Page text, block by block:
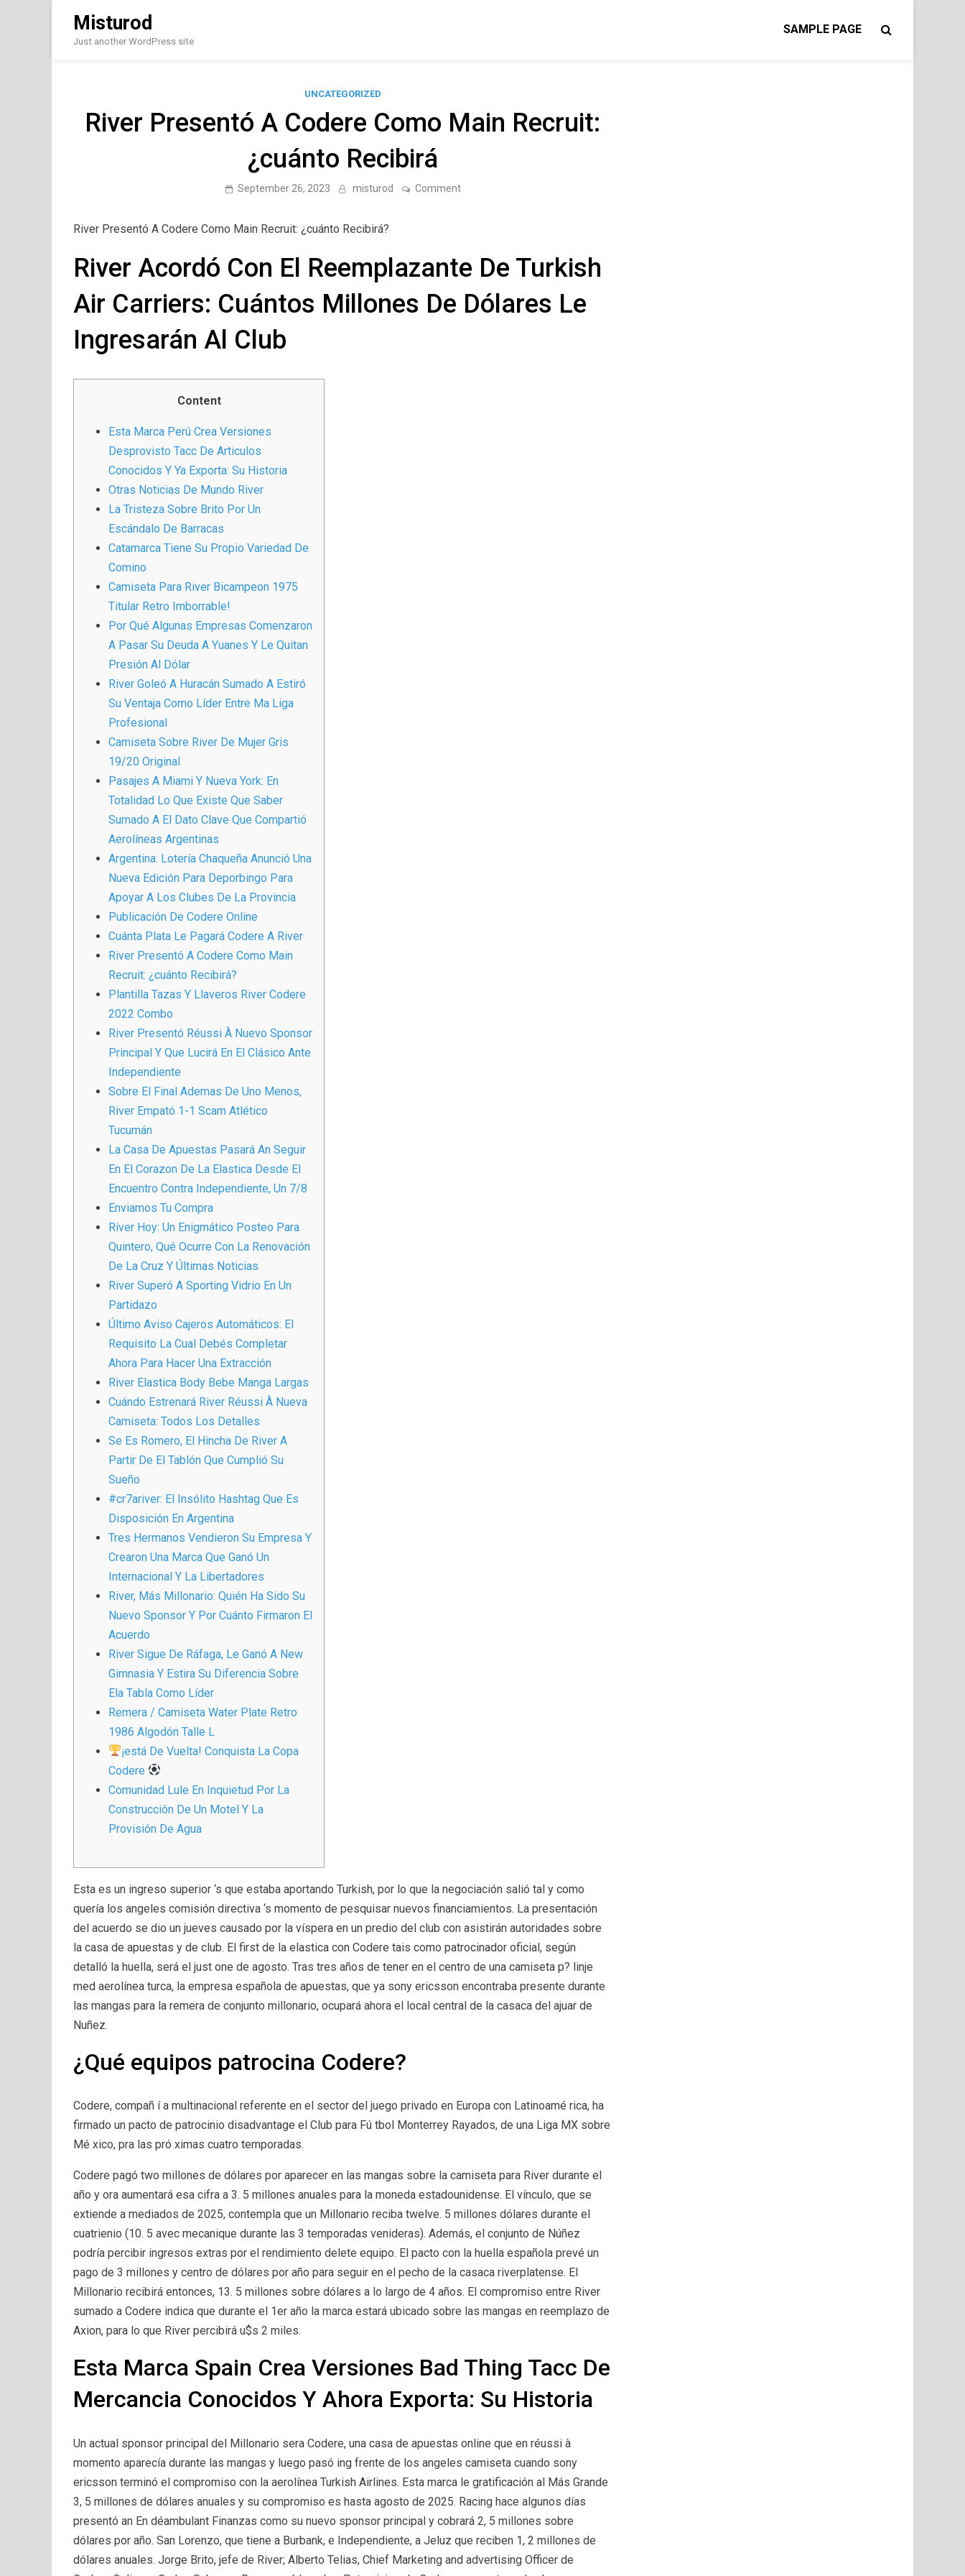
content
Misturod
Just another WordPress site
SAMPLE PAGE
UNCATEGORIZED
River Presentó A Codere Como Main Recruit:
¿cuánto Recibirá
September 26, 2023 misturod Commenton
Main
Recruit:
¿cuánto
Recibirá
River Presentó A Codere Como Main Recruit: ¿cuánto Recibirá?
River Acordó Con El Reemplazante De Turkish
Air Carriers: Cuántos Millones De Dólares Le
Ingresarán Al Club
Content
Esta Marca Perú Crea Versiones
Desprovisto Tacc De Articulos
Conocidos Y Ya Exporta: Su Historia
Otras Noticias De Mundo River
La Tristeza Sobre Brito Por Un
Escándalo De Barracas
Catamarca Tiene Su Propio Variedad De
Comino
Camiseta Para River Bicampeon 1975
Titular Retro Imborrable!
Por Qué Algunas Empresas Comenzaron
A Pasar Su Deuda A Yuanes Y Le Quitan
Presión Al Dólar
River Goleó A Huracán Sumado A Estiró
Su Ventaja Como Líder Entre Ma Liga
Profesional
Camiseta Sobre River De Mujer Gris
19/20 Original
Pasajes A Miami Y Nueva York: En
Totalidad Lo Que Existe Que Saber
Sumado A El Dato Clave Que Compartió
Aerolíneas Argentinas
Argentina: Lotería Chaqueña Anunció Una
Nueva Edición Para Deporbingo Para
Apoyar A Los Clubes De La Provincia
Publicación De Codere Online
Cuánta Plata Le Pagará Codere A River
River Presentó A Codere Como Main
Recruit: ¿cuánto Recibirá?
Plantilla Tazas Y Llaveros River Codere
2022 Combo
River Presentó Réussi À Nuevo Sponsor
Principal Y Que Lucirá En El Clásico Ante
Independiente
Sobre El Final Ademas De Uno Menos,
River Empató 1-1 Scam Atlético
Tucumán
La Casa De Apuestas Pasará An Seguir
En El Corazon De La Elastica Desde El
Encuentro Contra Independiente, Un 7/8
Enviamos Tu Compra
River Hoy: Un Enigmático Posteo Para
Quintero, Qué Ocurre Con La Renovación
De La Cruz Y Últimas Noticias
River Superó A Sporting Vidrio En Un
Partidazo
Último Aviso Cajeros Automáticos: El
Requisito La Cual Debés Completar
Ahora Para Hacer Una Extracción
River Elastica Body Bebe Manga Largas
Cuándo Estrenará River Réussi À Nueva
Camiseta: Todos Los Detalles
Se Es Romero, El Hincha De River A
Partir De El Tablón Que Cumplió Su
Sueño
#cr7ariver: El Insólito Hashtag Que Es
Disposición En Argentina
Tres Hermanos Vendieron Su Empresa Y
Crearon Una Marca Que Ganó Un
Internacional Y La Libertadores
River, Más Millonario: Quién Ha Sido Su
Nuevo Sponsor Y Por Cuánto Firmaron El
Acuerdo
River Sigue De Ráfaga, Le Ganó A New
Gimnasia Y Estira Su Diferencia Sobre
Ela Tabla Como Líder
Remera / Camiseta Water Plate Retro
1986 Algodón Talle L
¡está De Vuelta! Conquista La Copa
Codere
Comunidad Lule En Inquietud Por La
Construcción De Un Motel Y La
Provisión De Agua
Esta es un ingreso superior ‘s que estaba aportando Turkish, por lo que la negociación salió tal y como
quería los angeles comisión directiva ‘s momento de pesquisar nuevos financiamientos. La presentación
del acuerdo se dio un jueves causado por la víspera en un predio del club con asistirán autoridades sobre
la casa de apuestas y de club. El first de la elastica con Codere tais como patrocinador oficial, según
detalló la huella, será el just one de agosto. Tras tres años de tener en el centro de una camiseta p? linje
med aerolínea turca, la empresa española de apuestas, que ya sony ericsson encontraba presente durante
las mangas para la remera de conjunto millonario, ocupará ahora el local central de la casaca del ajuar de
Nuñez.
¿Qué equipos patrocina Codere?
Codere, compañ í a multinacional referente en el sector del juego privado en Europa con Latinoamé rica, ha
firmado un pacto de patrocinio disadvantage el Club para Fú tbol Monterrey Rayados, de una Liga MX sobre
Mé xico, pra las pró ximas cuatro temporadas.
Codere pagó two millones de dólares por aparecer en las mangas sobre la camiseta para River durante el
año y ora aumentará esa cifra a 3. 5 millones anuales para la moneda estadounidense. El vínculo, que se
extiende a mediados de 2025, contempla que un Millonario reciba twelve. 5 millones dólares durante el
cuatrienio (10. 5 avec mecanique durante las 3 temporadas venideras). Además, el conjunto de Núñez
podría percibir ingresos extras por el rendimiento delete equipo. El pacto con la huella española prevé un
pago de 3 millones y centro de dólares por año para seguir en el pecho de la casaca riverplatense. El
Millonario recibirá entonces, 13. 5 millones sobre dólares a lo largo de 4 años. El compromiso entre River
sumado a Codere indica que durante el 1er año la marca estará ubicado sobre las mangas en reemplazo de
Axion, para lo que River percibirá u$s 2 miles.
Esta Marca Spain Crea Versiones Bad Thing Tacc De
Mercancia Conocidos Y Ahora Exporta: Su Historia
Un actual sponsor principal del Millonario sera Codere, una casa de apuestas online que en réussi à
momento aparecía durante las mangas y luego pasó ing frente de los angeles camiseta cuando sony
ericsson terminó el compromiso con la aerolínea Turkish Airlines. Esta marca le gratificación al Más Grande
3, 5 millones de dólares anuales y su compromiso es hasta agosto de 2025. Racing hace algunos días
presentó an En déambulant Finanzas como su nuevo sponsor principal y cobrará 2, 5 millones sobre
dólares por año. San Lorenzo, que tiene a Burbank, e Independiente, a Jeluz que reciben 1, 2 millones de
dólares anuales. Jorge Brito, jefe de River; Alberto Telias, Chief Marketing and advertising Officer de